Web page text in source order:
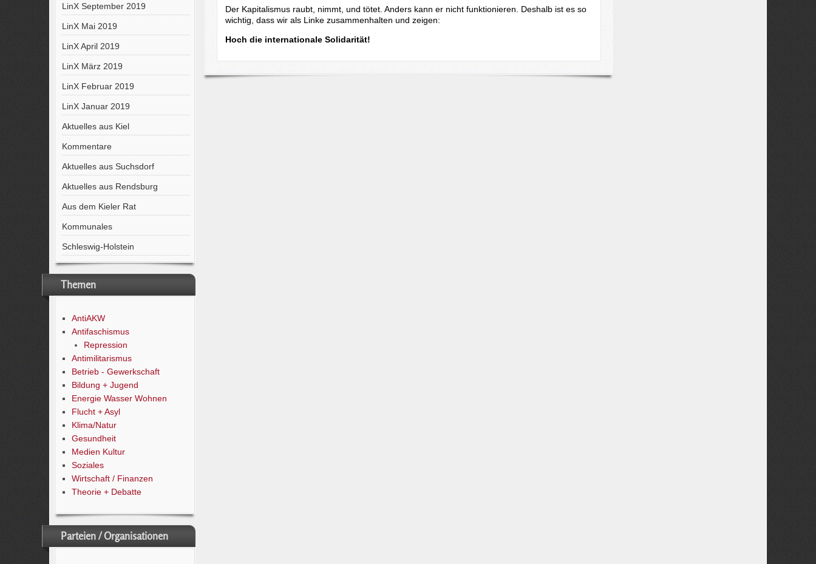
LinX September 2019
LinX Mai 2019
LinX April 2019
LinX März 2019
LinX Februar 2019
LinX Januar 2019
Aktuelles aus Kiel
Kommentare
Aktuelles aus Suchsdorf
Aktuelles aus Rendsburg
Aus dem Kieler Rat
Kommunales
Schleswig-Holstein
Themen
AntiAKW
Antifaschismus
Repression
Antimilitarismus
Betrieb - Gewerkschaft
Bildung + Jugend
Energie Wasser Wohnen
Flucht + Asyl
Klima/Natur
Gesundheit
Medien Kultur
Soziales
Wirtschaft / Finanzen
Theorie + Debatte
Parteien / Organisationen
Der Kapitalismus raubt, nimmt, und tötet. Anders kann er nicht funktionieren. Deshalb ist es so
wichtig, dass wir als Linke zusammenhalten und zeigen:
Hoch die internationale Solidarität!